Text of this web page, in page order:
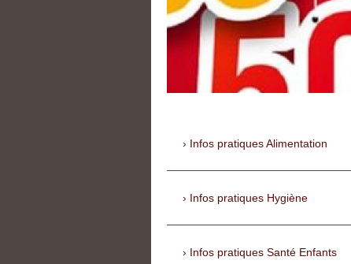
Infos pratiques Alimentation
Infos pratiques Hygiène
Infos pratiques Santé Enfants